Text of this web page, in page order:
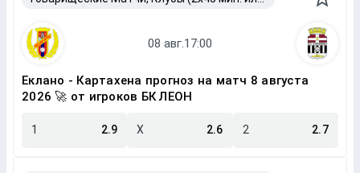
Еклано - Картахена прогноз на матч 8 августа
2026 🚀 от игроков БК ЛЕОН
1 2.9 X 2.6 2 2.7